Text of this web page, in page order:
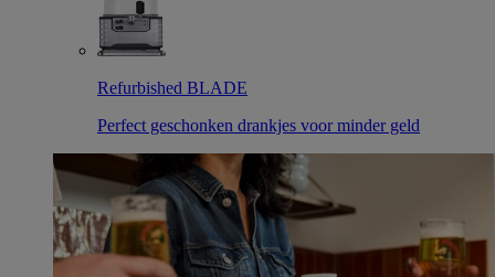
Refurbished BLADE
Perfect geschonken drankjes voor minder geld